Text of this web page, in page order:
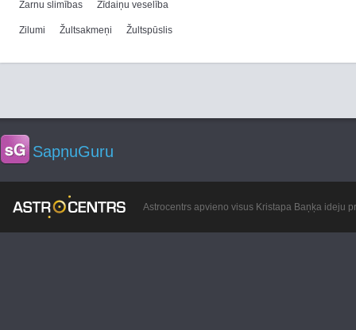
Zarnu slimības Zīdaiņu veselība
Zilumi Žultsakmeņi Žultspūslis
SapņuGuru
Astrocentrs apvieno visus Kristapa Baņķa ideju